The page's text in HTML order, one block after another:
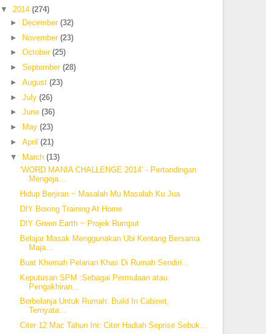
▼2014(274)
►
December (32)
► November (23)
► October (25)
► September (28)
► August (23)
► July (26)
► June (36)
►
May (23)
► April (21)
▼ March (13)
‘WORD MANIA CHALLENGE 2014’ - Pertandingan
Mengeja...
Hidup Berjiran ~ Masalah Mu Masalah Ku Jua
DIY Boxing Training At Home
DIY Green Earth ~ Projek Rumput
Belajar Masak Menggunakan Ubi Kentang Bersama
Maja...
Buat Khemah Pelarian Khas Di Rumah Sendiri...
Keputusan SPM :Sebagai Permulaan atau
Pengakhiran...
Berbelanja Untuk Rumah: Build In Cabinet,
Ternyata...
Citer 12 Mac Tahun Ini: Citer Hadiah Seprise Sebuk...